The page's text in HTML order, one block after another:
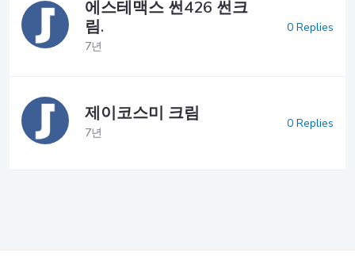
에스테맥스 썬426 썬크
림.
7년
0 Replies
제이코스미 크림
7년
0 Replies